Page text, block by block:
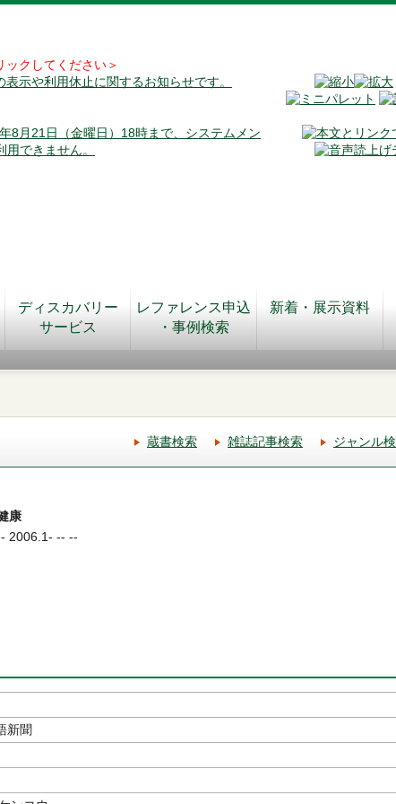
クしてください＞
示や利用休止に関するお知らせです。
8月21日（金曜日）18時まで、システムメン
できません。
ディスカバリー
サービス
レファレンス申込
・事例検索
新着・展示資料
蔵書検索 雑誌記事検索 ジャンル
康
2006.1- -- --
新聞